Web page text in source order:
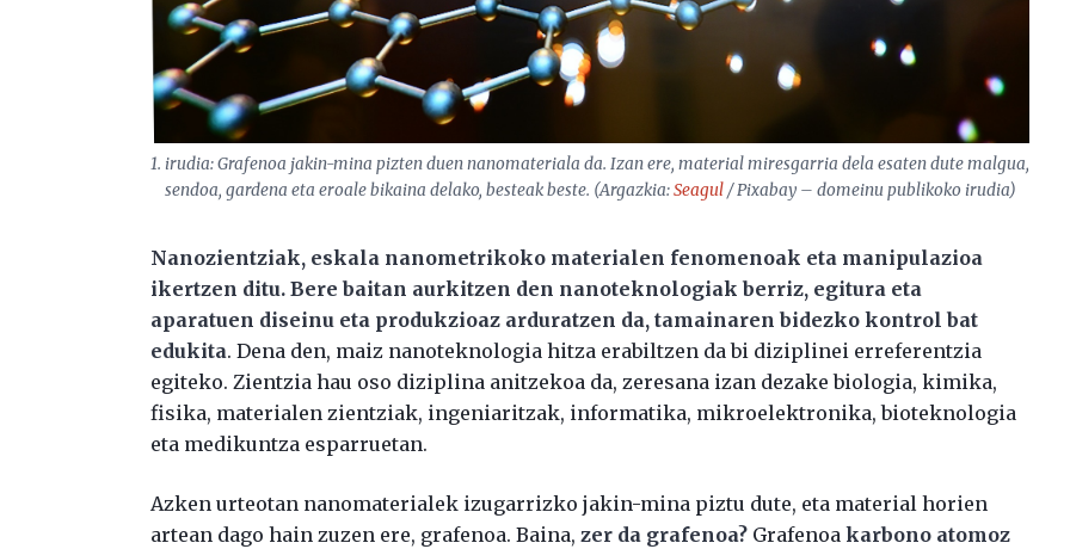
1. irudia: Grafenoa jakin-mina pizten duen nanomateriala da. Izan ere, material miresgarria dela esaten dute malgua,
sendoa, gardena eta eroale bikaina delako, besteak beste. (Argazkia:Seagul/ Pixabay – domeinu publikoko irudia)
Nanozientziak, eskala nanometrikoko materialen fenomenoak eta manipulazioa
ikertzen ditu. Bere baitan aurkitzen den nanoteknologiak berriz, egitura eta
aparatuen diseinu eta produkzioaz arduratzen da, tamainaren bidezko kontrol bat
edukita. Dena den, maiz nanoteknologia hitza erabiltzen da bi diziplinei erreferentzia
egiteko. Zientzia hau oso diziplina anitzekoa da, zeresana izan dezake biologia, kimika,
fisika, materialen zientziak, ingeniaritzak, informatika, mikroelektronika, bioteknologia
eta medikuntza esparruetan.
Azken urteotan nanomaterialek izugarrizko jakin-mina piztu dute, eta material horien
artean dago hain zuzen ere, grafenoa. Baina,zer da grafenoa? Grafenoakarbono atomoz